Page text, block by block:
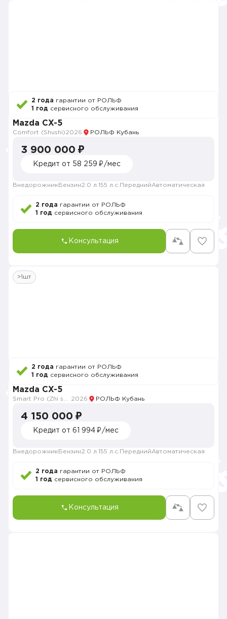
2 года гарантии от РОЛЬФ
1 год сервисного обслуживания
Mazda CX-5
Comfort (Shushi)2026 РОЛЬФ Кубань
3 900 000 ₽
Кредит от 58 259 ₽/мес
Внедорожник Бензин2.0 л. 155 л.с. ПереднийАвтоматическая
2 года гарантии от РОЛЬФ
1 год сервисного обслуживания
Консультация
>1шт
2 года гарантии от РОЛЬФ
1 год сервисного обслуживания
Mazda CX-5
2026 РОЛЬФ Кубань
4 150 000 ₽
Кредит от 61 994 ₽/мес
Внедорожник Бензин2.0 л. 155 л.с. ПереднийАвтоматическая
2 года гарантии от РОЛЬФ
1 год сервисного обслуживания
Консультация